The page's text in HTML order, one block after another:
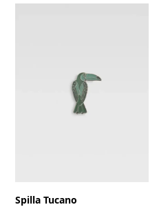
Spilla Tucano